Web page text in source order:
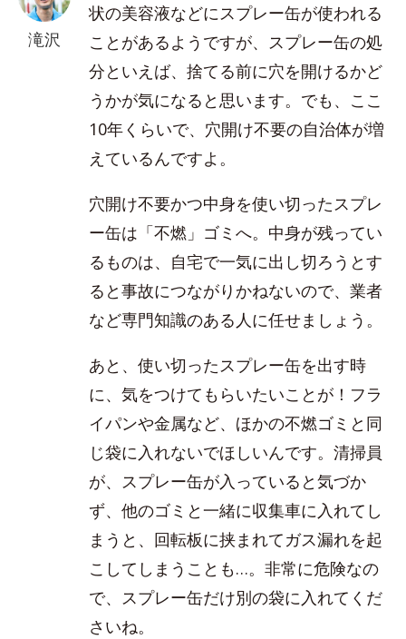
滝沢
状の美容液などにスプレー缶が使われる
ことがあるようですが、スプレー缶の処
分といえば、捨てる前に穴を開けるかど
うかが気になると思います。でも、ここ
10年くらいで、穴開け不要の自治体が増
えているんですよ。
穴開け不要かつ中身を使い切ったスプレ
ー缶は「不燃」ゴミへ。中身が残ってい
るものは、自宅で一気に出し切ろうとす
ると事故につながりかねないので、業者
など専門知識のある人に任せましょう。
あと、使い切ったスプレー缶を出す時
に、気をつけてもらいたいことが！フラ
イパンや金属など、ほかの不燃ゴミと同
じ袋に入れないでほしいんです。清掃員
が、スプレー缶が入っていると気づか
ず、他のゴミと一緒に収集車に入れてし
まうと、回転板に挟まれてガス漏れを起
こしてしまうことも…。非常に危険なの
で、スプレー缶だけ別の袋に入れてくだ
さいね。